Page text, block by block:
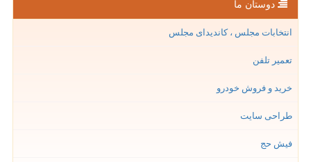
دوستان ما
انتخابات مجلس ، کاندیدای مجلس
تعمیر تلفن
خرید و فروش خودرو
طراحی سایت
فیش حج